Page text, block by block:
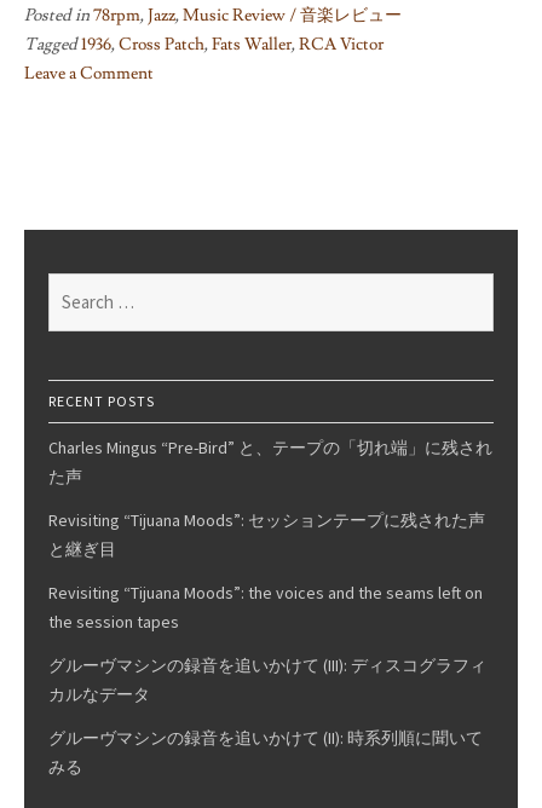
Posted in78rpm,Jazz,Music Review / 音楽レビュー
Tagged1936,Cross Patch,Fats Waller,RCA Victor
Leave a Comment
The
Waller
for:
RECENT POSTS
Charles Mingus “Pre-Bird” と、テープの「切れ端」に残され
た声
Revisiting “Tijuana Moods”: セッションテープに残された声
と継ぎ目
Revisiting “Tijuana Moods”: the voices and the seams left on
the session tapes
グルーヴマシンの録音を追いかけて (III): ディスコグラフィ
カルなデータ
グルーヴマシンの録音を追いかけて (II): 時系列順に聞いて
みる